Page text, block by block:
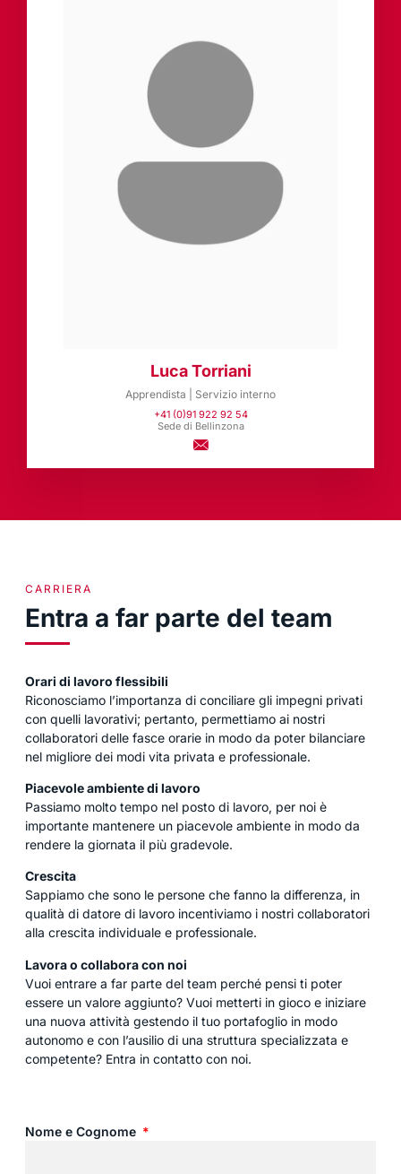
Luca Torriani
Apprendista | Servizio interno
+41 (0)91 922 92 54
Sede di Bellinzona
CARRIERA
Entra a far parte del team
Orari di lavoro flessibili
Riconosciamo l’importanza di conciliare gli impegni privati
con quelli lavorativi; pertanto, permettiamo ai nostri
collaboratori delle fasce orarie in modo da poter bilanciare
nel migliore dei modi vita privata e professionale.
Piacevole ambiente di lavoro
Passiamo molto tempo nel posto di lavoro, per noi è
importante mantenere un piacevole ambiente in modo da
rendere la giornata il più gradevole.
Crescita
Sappiamo che sono le persone che fanno la differenza, in
qualità di datore di lavoro incentiviamo i nostri collaboratori
alla crescita individuale e professionale.
Lavora o collabora con noi
Vuoi entrare a far parte del team perché pensi ti poter
essere un valore aggiunto? Vuoi metterti in gioco e iniziare
una nuova attività gestendo il tuo portafoglio in modo
autonomo e con l’ausilio di una struttura specializzata e
competente? Entra in contatto con noi.
Nome e Cognome